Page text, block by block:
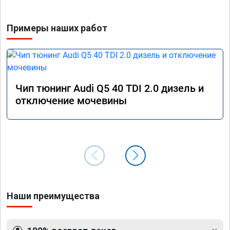
Примеры наших работ
Чип тюнинг Audi Q5 40 TDI 2.0 дизель и
отключение мочевины
Наши преимущества